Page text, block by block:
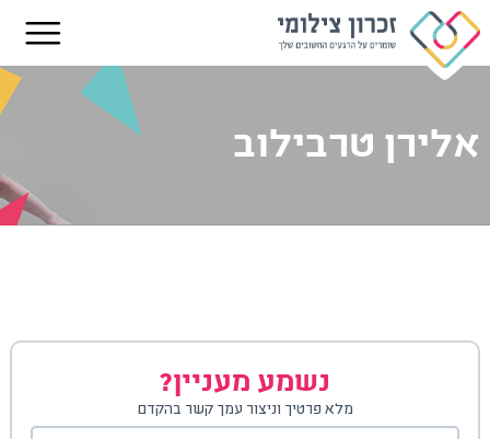
אלירן טרבילוב
נשמע מעניין?
מלא פרטיך וניצור עמך קשר בהקדם